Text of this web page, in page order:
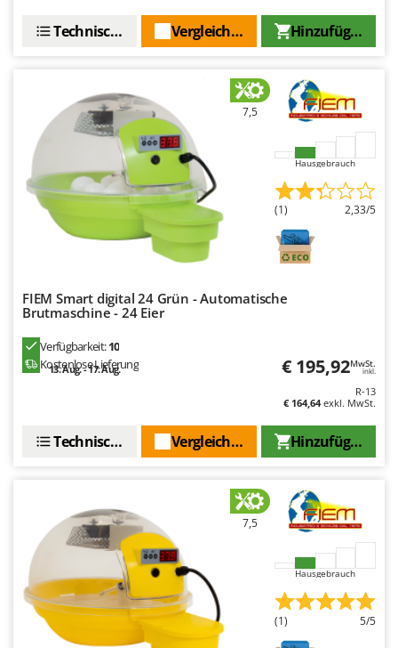
Paterlini
Philips
Prismafood
R.G.V.
Redback
Resto Italia
Ribimex
River Systems
Rover Pompe
Royal Food
Ryobi
S.T.P.
Hinzufügen
Vergleichen Sie
Technische Daten
7,5
Hausgebrauch
(1) 2,33/5
FIEM Smart digital 24 Grün - Automatische
Brutmaschine - 24 Eier
Verfügbarkeit:10
Kostenlose Lieferung
13. Aug. - 17. Aug. € 195,92MwSt.
inkl.
R-13
€ 164,64exkl. MwSt.
Hinzufügen
Vergleichen Sie
Technische Daten
7,5
Hausgebrauch
(1) 5/5